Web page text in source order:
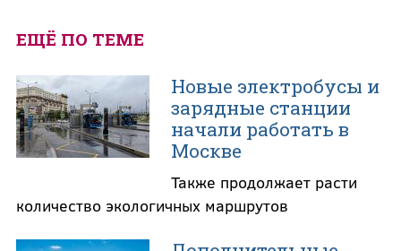
ЕЩЁ ПО ТЕМЕ
Новые электробусы и
зарядные станции
начали работать в
Москве
Также продолжает расти
количество экологичных маршрутов